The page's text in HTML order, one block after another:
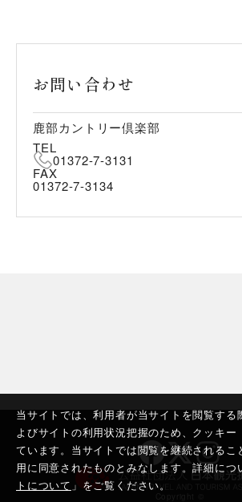
当サイトでは、利用者が当サイトを閲覧する
よびサイトの利用状況把握のため、クッキー
ています。当サイトでは閲覧を継続されるこ
用に同意されたものとみなします。詳細につ
トについて 」をご覧ください。
お問い合わせ
鹿部カントリー倶楽部
TEL
01372-7-3131
FAX
01372-7-3134